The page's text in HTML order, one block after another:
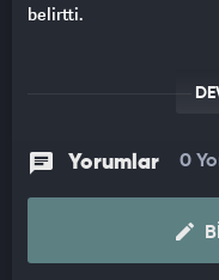
belirtti.
Yorumlar 0